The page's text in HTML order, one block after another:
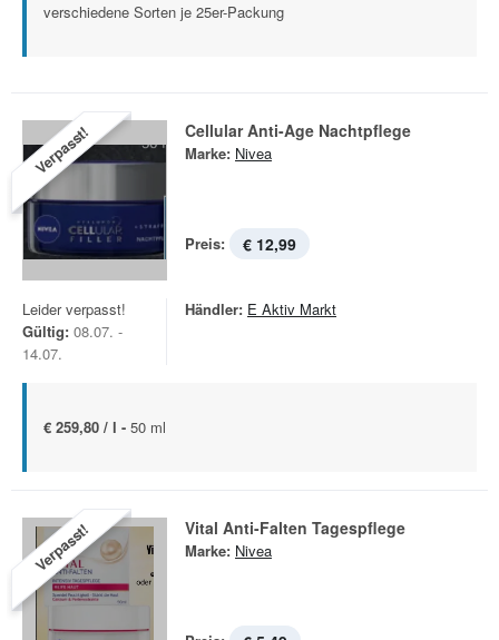
verschiedene Sorten je 25er-Packung
Verpasst! Cellular Anti-Age Nachtpflege
Marke: Nivea
Preis: € 12,99
Leider verpasst!
Gültig: 08.07. -
14.07.
Händler: E Aktiv Markt
€ 259,80 / l - 50 ml
Verpasst! Vital Anti-Falten Tagespflege
Marke: Nivea